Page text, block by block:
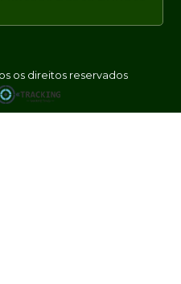
os direitos reservados